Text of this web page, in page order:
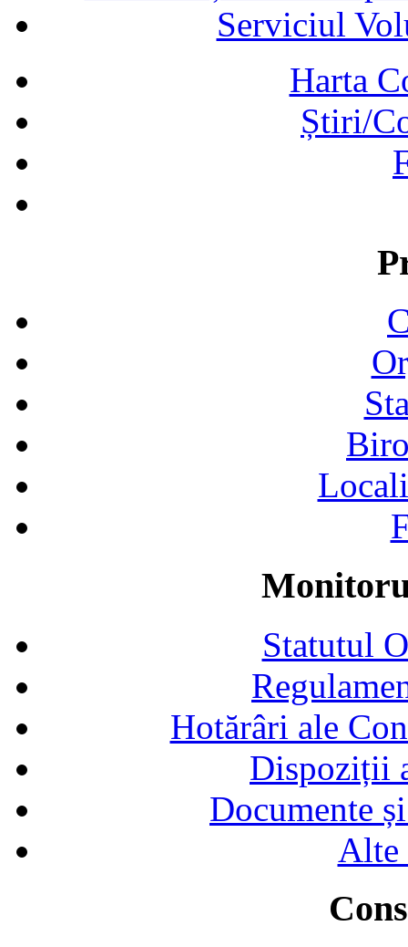
Serviciul
Harta
Știri/
Statutul
Hotărâri ale
Dispoziții
Documente
Alte